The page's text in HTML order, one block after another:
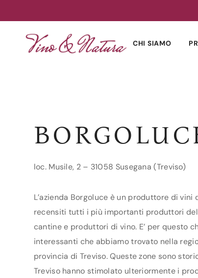
CHI SIAMO
loc. Musile, 2 – 31058 Susegana (Treviso)
L’azienda Borgoluce è un produttore di
recensiti tutti i più importanti produttori
cantine e produttori di vino. E’ per questo
interessanti che abbiamo trovato nella
provincia di Treviso. Queste zone sono
Treviso hanno stimolato ulteriormente i